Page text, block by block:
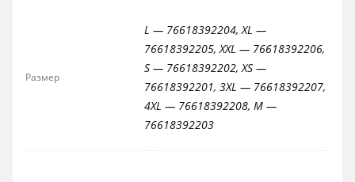
Размер
L — 76618392204, XL —
76618392205, XXL — 76618392206,
S — 76618392202, XS —
76618392201, 3XL — 76618392207,
4XL — 76618392208, M —
76618392203